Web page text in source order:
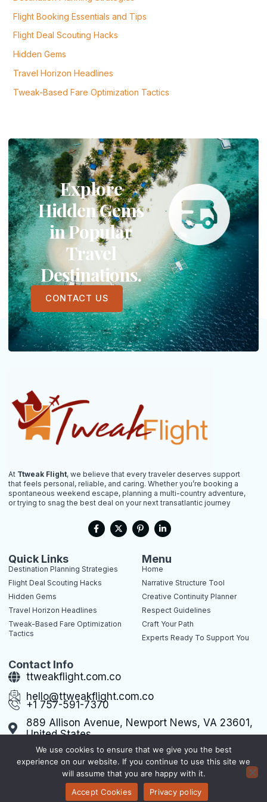
Flight Booking Essentials and Tips
Flight Deal Scouting Hacks
Hidden Gems
Travel Horizon Headlines
Tweak-Based Fare Optimization Tactics
Explore
Hidden Gems
in Popular
Travel
Destinations.
CONTACT US
At Ttweak Flight, we believe that every traveler deserves support
that feels personal, reliable, and caring. Whether you’re booking a
spontaneous weekend escape, planning a multi-country adventure,
or trying to snag the best deal on your next transatlantic journey
F
a
c
o
o
k
X
-
t
P
i
n
e
r
e
s
-
p
L
i
n
e
d
i
n
i
n
Quick Links
Destination Planning Strategies
Flight Deal Scouting Hacks
Hidden Gems
Travel Horizon Headlines
Tweak-Based Fare Optimization
Tactics
Menu
Home
Narrative Structure Tool
Creative Continuity Planner
Respect Guidelines
Craft Your Path
Experts Ready To Support You
Contact Info
ttweakflight.com.co
hello@ttweakflight.com.co
+1 757-591-7370
889 Allison Avenue, Newport News, VA 23601,
United States
Copyright © 2026 ttweakflight, All rights reserved.
Privacy Policy Sitemap
We use cookies to ensure that we give you the best
experience on our website. If you continue to use this site we
will assume that you are happy with it.
Accept Cookies
Privacy policy